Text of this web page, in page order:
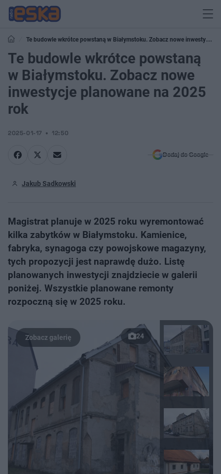
Te budowle wkrótce powstaną w Białymstoku. Zobacz nowe inwestycje
planowane na 2025 rok
Te budowle wkrótce powstaną
w Białymstoku. Zobacz nowe
inwestycje planowane na 2025
rok
2025-01-17 12:50
Dodaj do Google
Jakub Sadkowski
Magistrat planuje w 2025 roku wyremontować
kilka zabytków w Białymstoku. Kamienice,
fabryka, synagoga czy powojskowe magazyny,
tych propozycji jest naprawdę dużo. Listę
planowanych inwestycji znajdziecie w galerii
poniżej. Wszystkie planowane remonty
rozpoczną się w 2025 roku.
24